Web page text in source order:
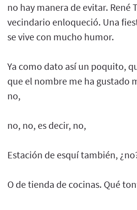
no hay manera de evitar. René
vecindario enloqueció. Una
se vive con mucho humor.
Ya como dato así un poquito,
que el nombre me ha gustado
no,
no, no, es decir, no,
Estación de esquí también,
O de tienda de cocinas. Qué